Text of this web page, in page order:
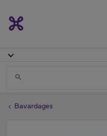
Bavardages